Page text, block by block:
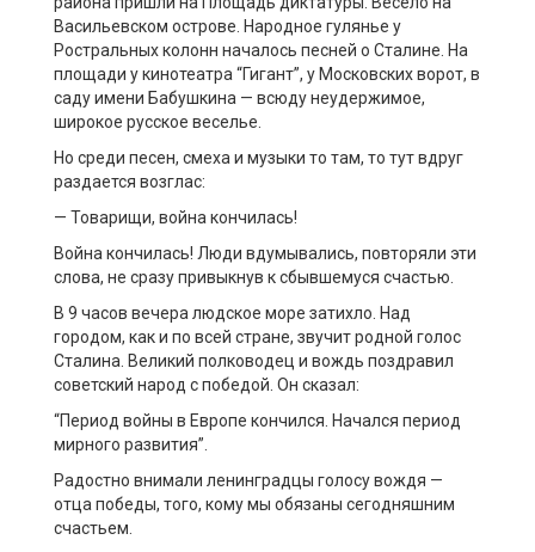
Васильевском острове. Народное гулянье у
Ростральных колонн началось песней о Сталине. На
площади у кинотеатра “Гигант”, у Московских ворот, в
саду имени Бабушкина — всюду неудержимое,
широкое русское веселье.
Но среди песен, смеха и музыки то там, то тут вдруг
раздается возглас:
— Товарищи, война кончилась!
Война кончилась! Люди вдумывались, повторяли эти
слова, не сразу привыкнув к сбывшемуся счастью.
В 9 часов вечера людское море затихло. Над
городом, как и по всей стране, звучит родной голос
Сталина. Великий полководец и вождь поздравил
советский народ с победой. Он сказал:
“Период войны в Европе кончился. Начался период
мирного развития”.
Радостно внимали ленинградцы голосу вождя —
отца победы, того, кому мы обязаны сегодняшним
счастьем.